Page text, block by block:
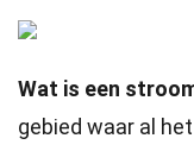
Wat is een
gebied waar al